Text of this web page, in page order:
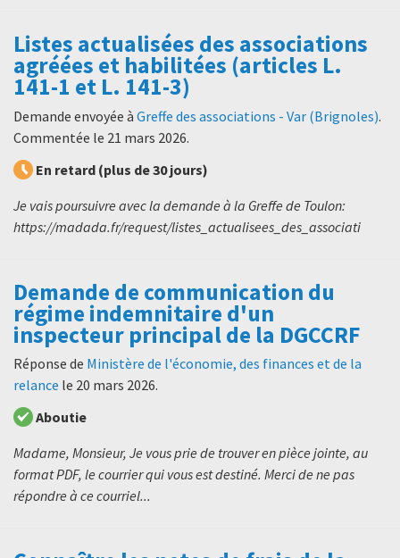
Listes actualisées des associations
agréées et habilitées (articles L.
141-1 et L. 141-3)
Demande envoyée à Greffe des associations - Var (Brignoles).
Commentée le 21 mars 2026.
En retard (plus de 30 jours)
Je vais poursuivre avec la demande à la Greffe de Toulon:
https://madada.fr/request/listes_actualisees_des_associati
Demande de communication du
régime indemnitaire d'un
inspecteur principal de la DGCCRF
Réponse de Ministère de l'économie, des finances et de la
relance le 20 mars 2026.
Aboutie
Madame, Monsieur, Je vous prie de trouver en pièce jointe, au
format PDF, le courrier qui vous est destiné. Merci de ne pas
répondre à ce courriel...